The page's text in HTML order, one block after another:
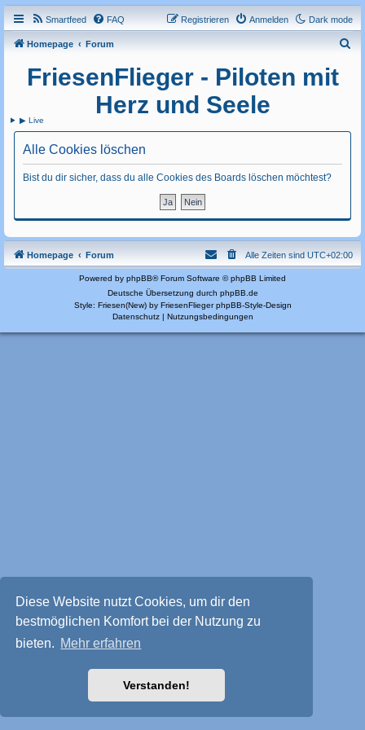
Diese Website nutzt Cookies, um dir den
bestmöglichen Komfort bei der Nutzung zu
bieten. Mehr erfahren
Verstanden!
Dark mode
Smartfeed FAQ Anmelden
Registrieren
Homepage Forum
FriesenFlieger - Piloten mit
Herz und Seele
▶ Live
Alle Cookies löschen
Bist du dir sicher, dass du alle Cookies des Boards löschen möchtest?
Homepage Forum Alle Zeiten sind UTC+02:00
Powered by phpBB® Forum Software © phpBB Limited
Deutsche Übersetzung durch phpBB.de
Style: Friesen(New) by FriesenFliegerphpBB-Style-Design
Datenschutz| Nutzungsbedingungen